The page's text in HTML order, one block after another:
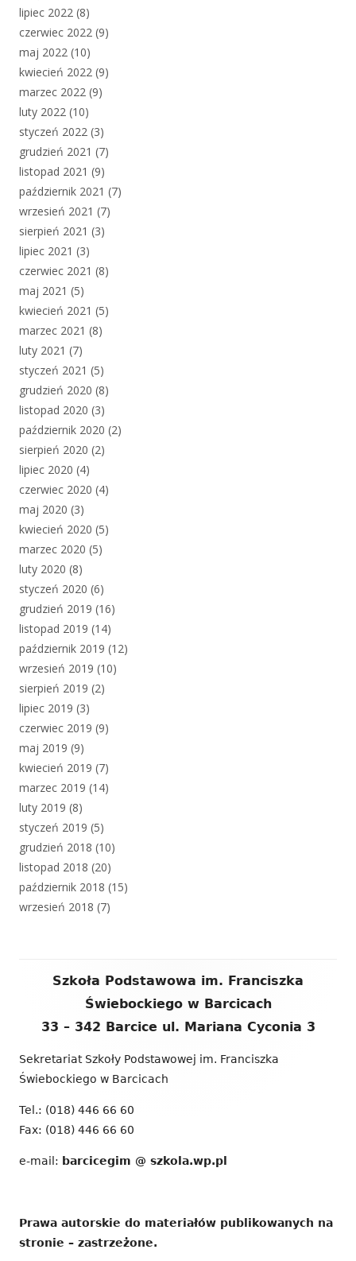
lipiec 2022 (8)
czerwiec 2022 (9)
maj 2022 (10)
kwiecień 2022 (9)
marzec 2022 (9)
luty 2022 (10)
styczeń 2022 (3)
grudzień 2021 (7)
listopad 2021 (9)
październik 2021 (7)
wrzesień 2021 (7)
sierpień 2021 (3)
lipiec 2021 (3)
czerwiec 2021 (8)
maj 2021 (5)
kwiecień 2021 (5)
marzec 2021 (8)
luty 2021 (7)
styczeń 2021 (5)
grudzień 2020 (8)
listopad 2020 (3)
październik 2020 (2)
sierpień 2020 (2)
lipiec 2020 (4)
czerwiec 2020 (4)
maj 2020 (3)
kwiecień 2020 (5)
marzec 2020 (5)
luty 2020 (8)
styczeń 2020 (6)
grudzień 2019 (16)
listopad 2019 (14)
październik 2019 (12)
wrzesień 2019 (10)
sierpień 2019 (2)
lipiec 2019 (3)
czerwiec 2019 (9)
maj 2019 (9)
kwiecień 2019 (7)
marzec 2019 (14)
luty 2019 (8)
styczeń 2019 (5)
grudzień 2018 (10)
listopad 2018 (20)
październik 2018 (15)
wrzesień 2018 (7)
Zawartość
Szkoła Podstawowa im. Franciszka
Świebockiego w Barcicach
33 – 342 Barcice ul. Mariana Cyconia 3
Sekretariat Szkoły Podstawowej im. Franciszka
Świebockiego w Barcicach
Tel.: (018) 446 66 60
Fax: (018) 446 66 60
e-mail: barcicegim @ szkola.wp.pl
Prawa autorskie do materiałów publikowanych na
stronie – zastrzeżone.